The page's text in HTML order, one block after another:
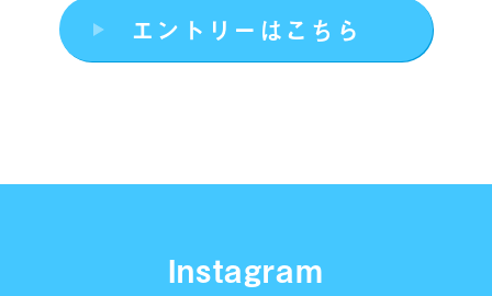
エントリーはこちら
Instagram